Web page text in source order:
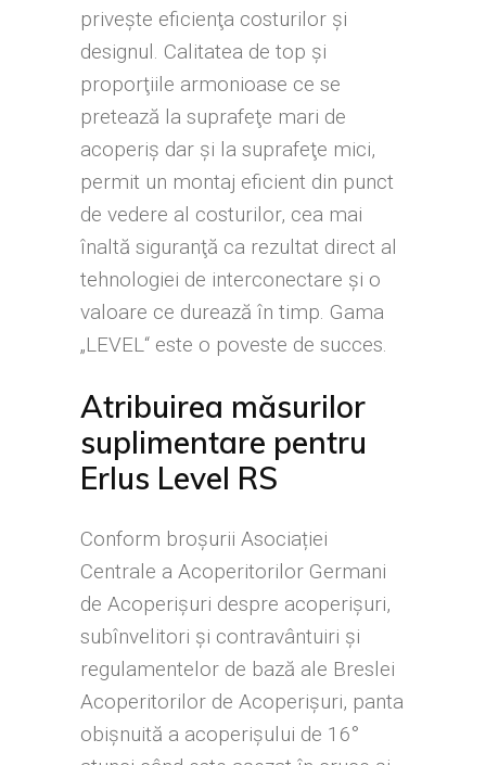
priveşte eficienţa costurilor şi
designul. Calitatea de top şi
proporţiile armonioase ce se
pretează la suprafeţe mari de
acoperiş dar şi la suprafeţe mici,
permit un montaj eficient din punct
de vedere al costurilor, cea mai
înaltă siguranţă ca rezultat direct al
tehnologiei de interconectare şi o
valoare ce durează în timp. Gama
„LEVEL“ este o poveste de succes.
Atribuirea măsurilor
suplimentare pentru
Erlus Level RS
Conform broșurii Asociației
Centrale a Acoperitorilor Germani
de Acoperișuri despre acoperișuri,
subînvelitori și contravântuiri și
regulamentelor de bază ale Breslei
Acoperitorilor de Acoperișuri, panta
obișnuită a acoperișului de 16°